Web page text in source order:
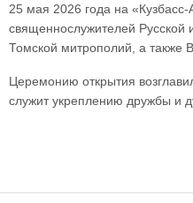
25 мая 2026 года на
священнослужителей Русской
Томской митрополий, а также
Церемонию открытия
служит укреплению дружбы и